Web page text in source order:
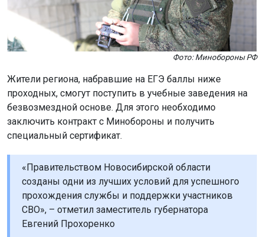
Фото: Минобороны РФ
Жители региона, набравшие на ЕГЭ баллы ниже
проходных, смогут поступить в учебные заведения на
безвозмездной основе. Для этого необходимо
заключить контракт с Минобороны и получить
специальный сертификат.
«Правительством Новосибирской области
созданы одни из лучших условий для успешного
прохождения службы и поддержки участников
СВО», – отметил заместитель губернатора
Евгений Прохоренко